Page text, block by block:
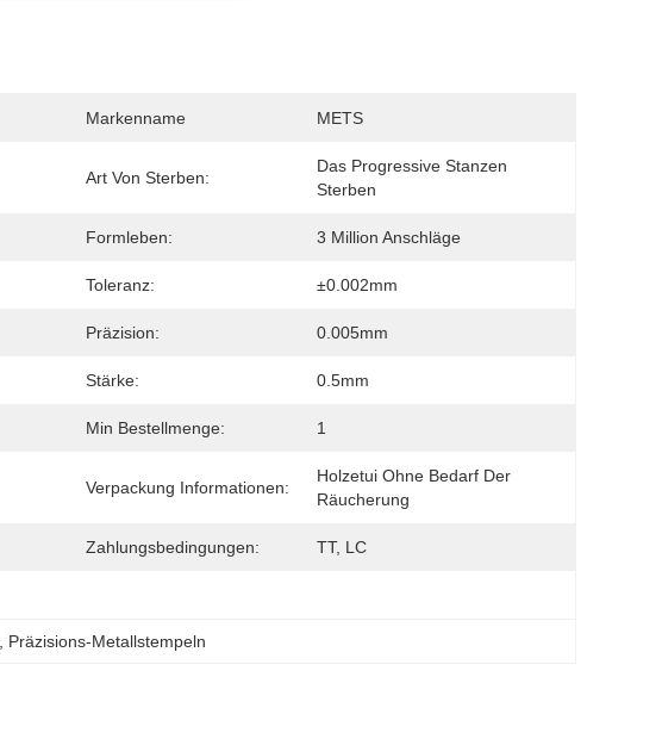
Markenname METS
Art Von Sterben:
Das Progressive Stanzen
Sterben
Formleben: 3 Million Anschläge
Toleranz: ±0.002mm
Präzision: 0.005mm
Stärke: 0.5mm
Min Bestellmenge: 1
Verpackung Informationen:
Holzetui Ohne Bedarf Der
Räucherung
Zahlungsbedingungen: TT, LC
Präzisions-Metallstempeln